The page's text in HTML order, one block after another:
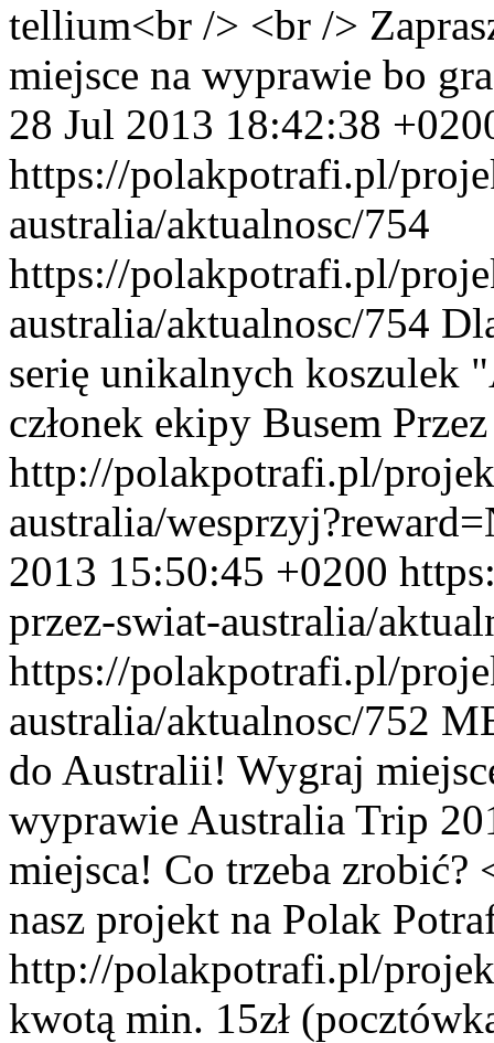
tellium<br /> <br />
miejsce na wyprawie bo
28 Jul 2013 18:42:38
https://polakpotrafi.pl/
australia/aktualnosc/754
https://polakpotrafi.pl/
australia/aktualnosc/754
serię unikalnych koszulek
członek ekipy Busem
http://polakpotrafi.pl/
australia/
2013 15:50:45 +0200
przez-swiat-australia/
https://polakpotrafi.pl/
australia/aktualnosc/752
do Australii! Wygraj
wyprawie Australia Trip
miejsca! Co trzeba zrobić?
nasz projekt na Polak
http://polakpotrafi.pl/
kwotą min. 15zł